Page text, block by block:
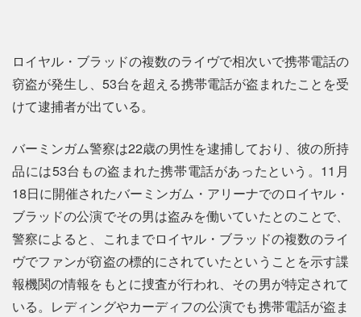
ロイヤル・ブラッドの複数のライヴで相次いで携帯電話の
窃盗が発生し、53台を超える携帯電話が盗まれたことを受
けて逮捕者が出ている。
バーミンガム警察は22歳の男性を逮捕しており、彼の所持
品には53台もの盗まれた携帯電話があったという。11月
18日に開催されたバーミンガム・アリーナでのロイヤル・
ブラッドの公演でその男は盗みを働いていたとのことで、
警察によると、これまでロイヤル・ブラッドの複数のライ
ヴでファンが窃盗の標的にされていたということを示す諜
報機関の情報をもとに捜査が行われ、その男が特定されて
いる。レディングやカーディフの公演でも携帯電話が盗ま